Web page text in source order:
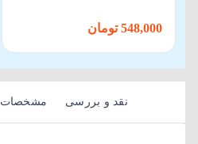
نقد و بررسی مشخصات